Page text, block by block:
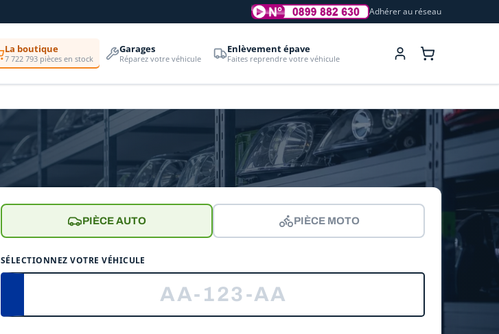
Adhérer au réseau
La boutique
7 722 793 pièces en stock
Garages
Réparez votre véhicule
Enlèvement épave
Faites reprendre votre véhicule
PIÈCE AUTO PIÈCE MOTO
SÉLECTIONNEZ VOTRE VÉHICULE